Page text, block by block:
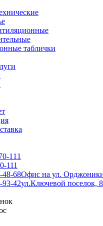
таблички
111
111
48-68Офис на ул.
93-42ул.Ключевой поселок,